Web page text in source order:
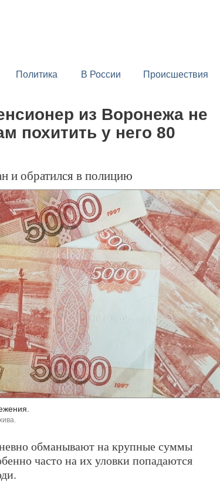
Политика В России Происшествия
из Воронежа не
похитить у него 80
и обратился в полицию
обманывают на крупные суммы
часто на их уловки попадаются